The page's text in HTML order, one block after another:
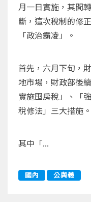
月一日實施，其間
斷，這次稅制的修
「政治霸凌」。
首先，六月下旬，
地市場，財政部後
實施囤房稅」、「
稅修法」三大措施。
其中「...
國內 公與義